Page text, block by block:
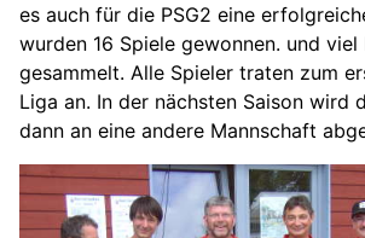
es auch für die PSG2 eine
wurden 16 Spiele gewonnen. und viel
gesammelt. Alle Spieler traten zum
Liga an. In der nächsten Saison wird
dann an eine andere Mannschaft